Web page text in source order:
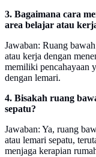
3. Bagaimana cara
area belajar atau
Jawaban: Ruang
atau kerja dengan
memiliki pencahayaan
dengan lemari.
4. Bisakah ruang
sepatu?
Jawaban: Ya, ruang
atau lemari sepatu,
menjaga kerapian